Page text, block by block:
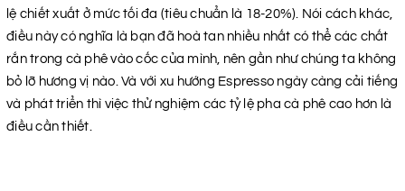
lệ chiết xuất ở mức tối đa (tiêu chuẩn là 18-20%). Nói cách khác,
điều này có nghĩa là bạn đã hoà tan nhiều nhất có thể các chất
rắn trong cà phê vào cốc của mình, nên gần như chúng ta không
bỏ lỡ hương vị nào. Và với xu hướng Espresso ngày càng cải tiếng
và phát triển thì việc thử nghiệm các tỷ lệ pha cà phê cao hơn là
điều cần thiết.